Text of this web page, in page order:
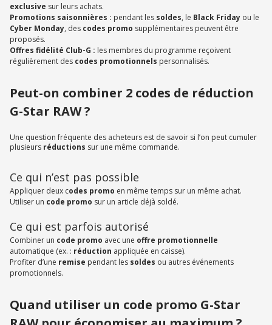
exclusive sur leurs achats.
Promotions saisonnières : pendant les soldes, le Black Friday ou le
Cyber Monday, des codes promo supplémentaires peuvent être
proposés.
Offres fidélité Club-G : les membres du programme reçoivent
régulièrement des codes promotionnels personnalisés.
Peut-on combiner 2 codes de réduction
G-Star RAW ?
Une question fréquente des acheteurs est de savoir si l’on peut cumuler
plusieurs réductions sur une même commande.
Ce qui n’est pas possible
Appliquer deux codes promo en même temps sur un même achat.
Utiliser un code promo sur un article déjà soldé.
Ce qui est parfois autorisé
Combiner un code promo avec une offre promotionnelle
automatique (ex. : réduction appliquée en caisse).
Profiter d’une remise pendant les soldes ou autres événements
promotionnels.
Quand utiliser un code promo G-Star